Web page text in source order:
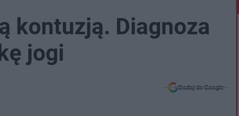
kontuzją. Diagnoza
jogi
Dodaj do Google